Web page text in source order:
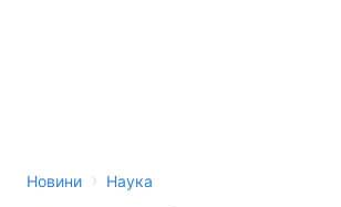
Новини › Наука